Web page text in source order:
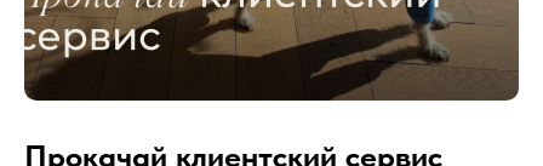
Прокачай клиентский сервис